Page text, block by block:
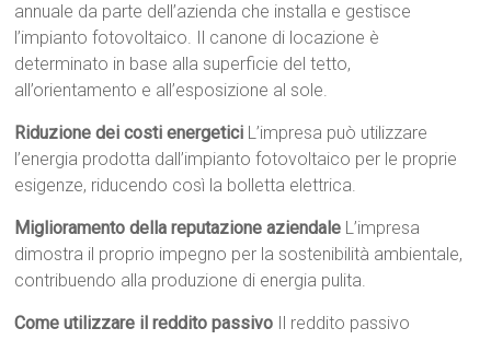
annuale da parte dell’azienda che installa e gestisce
l’impianto fotovoltaico. Il canone di locazione è
determinato in base alla superficie del tetto,
all’orientamento e all’esposizione al sole.
Riduzione dei costi energetici L’impresa può utilizzare
l’energia prodotta dall’impianto fotovoltaico per le proprie
esigenze, riducendo così la bolletta elettrica.
Miglioramento della reputazione aziendale L’impresa
dimostra il proprio impegno per la sostenibilità ambientale,
contribuendo alla produzione di energia pulita.
Come utilizzare il reddito passivo Il reddito passivo